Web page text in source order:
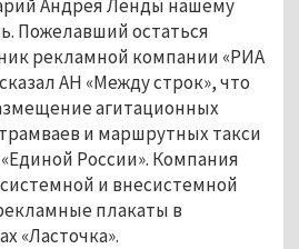
Андрея Ленды нашему
Пожелавший остаться
рекламной компании «РИА
АН «Между строк», что
агитационных
и маршрутных такси
России». Компания
и внесистемной
плакаты в
«Ласточка».